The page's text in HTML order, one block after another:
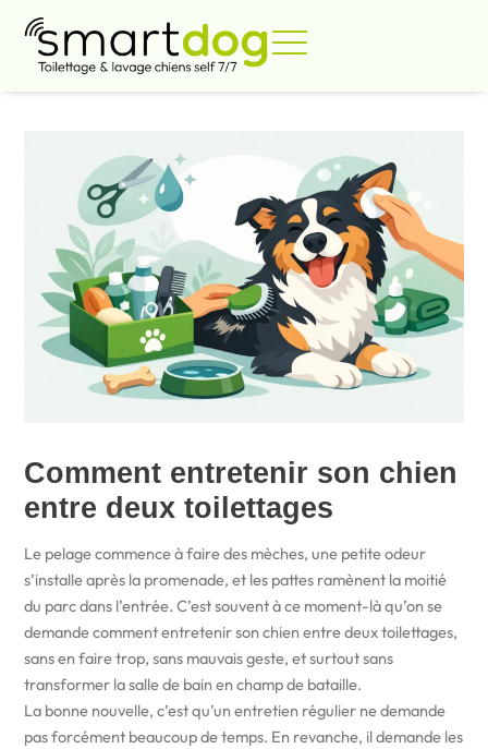
contenu
Comment entretenir son chien
entre deux toilettages
Le pelage commence à faire des mèches, une petite odeur
s’installe après la promenade, et les pattes ramènent la moitié
du parc dans l’entrée. C’est souvent à ce moment-là qu’on se
demande comment entretenir son chien entre deux toilettages,
sans en faire trop, sans mauvais geste, et surtout sans
transformer la salle de bain en champ de bataille.
La bonne nouvelle, c’est qu’un entretien régulier ne demande
pas forcément beaucoup de temps. En revanche, il demande les